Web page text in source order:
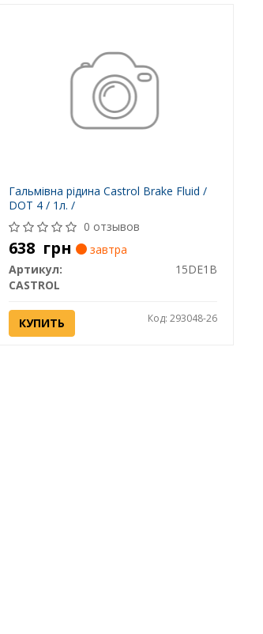
Гальмівна рідина Castrol Brake Fluid /
DOT 4 / 1л. /
0 отзывов
638 грн
завтра
Артикул:
15DE1B
CASTROL
КУПИТЬ Код: 293048-26